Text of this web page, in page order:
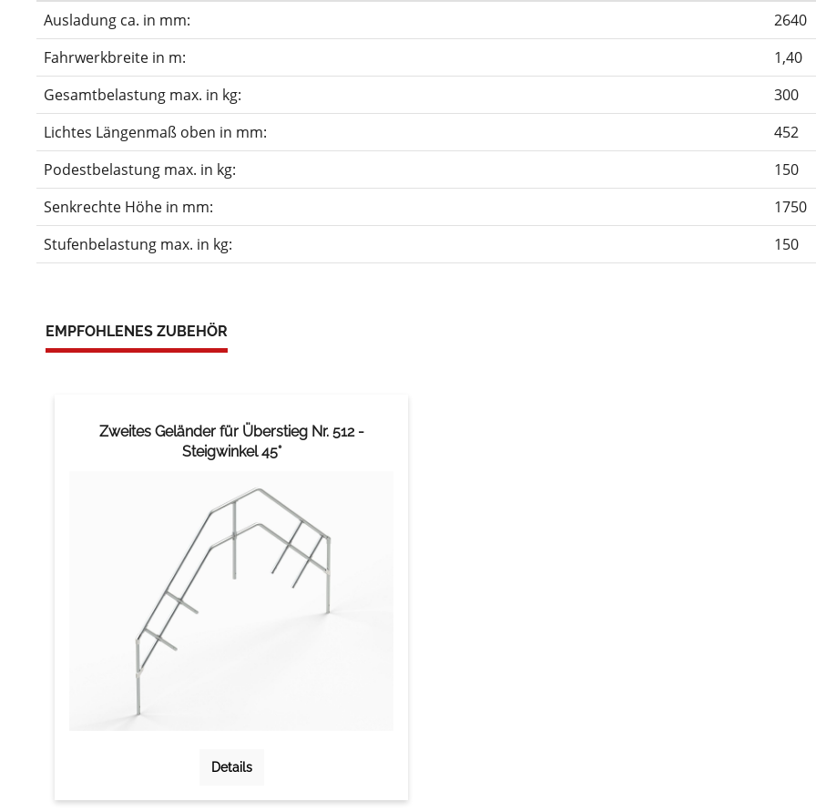
Ausladung ca. in mm:
2640
Fahrwerkbreite in m:
1,40
Gesamtbelastung max. in kg:
300
Lichtes Längenmaß oben in mm:
452
Podestbelastung max. in kg:
150
Senkrechte Höhe in mm:
1750
Stufenbelastung max. in kg:
150
EMPFOHLENES ZUBEHÖR
Zweites Geländer für Überstieg Nr. 512 -
Steigwinkel 45°
Details